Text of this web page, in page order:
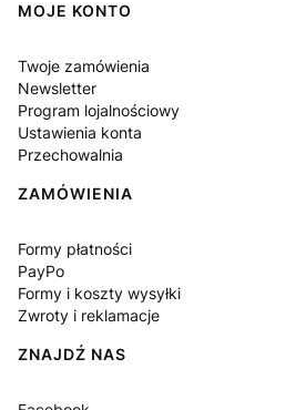
MOJE KONTO
Twoje zamówienia
Newsletter
Program lojalnościowy
Ustawienia konta
Przechowalnia
ZAMÓWIENIA
Formy płatności
PayPo
Formy i koszty wysyłki
Zwroty i reklamacje
ZNAJDŹ NAS